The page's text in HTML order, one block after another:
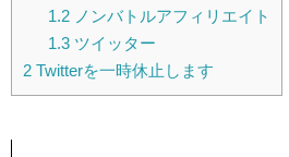
1.2ノンバトルアフィリエイト
1.3ツイッター
2 Twitterを一時休止します